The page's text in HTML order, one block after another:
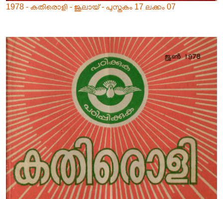
1978 - കതിരൊളി - ജൂലായ് - പുസ്തകം 17 ലക്കം 07